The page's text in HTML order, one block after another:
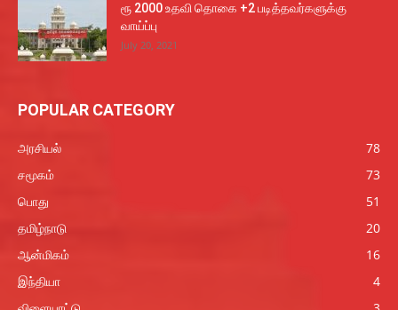
ரூ 2000 உதவி தொகை +2 படித்தவர்களுக்கு
வாய்ப்பு
July 20, 2021
POPULAR CATEGORY
அரசியல்
78
சமூகம்
73
பொது
51
தமிழ்நாடு
20
ஆன்மிகம்
16
இந்தியா
4